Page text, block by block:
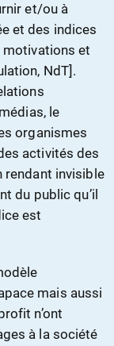
et/ou à
et des indices
motivations et
NdT].
le
organismes
activités des
rendant invisible
du public qu’il
est
mais aussi
n’ont
à la société